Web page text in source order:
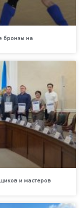
бронзы на
и мастеров